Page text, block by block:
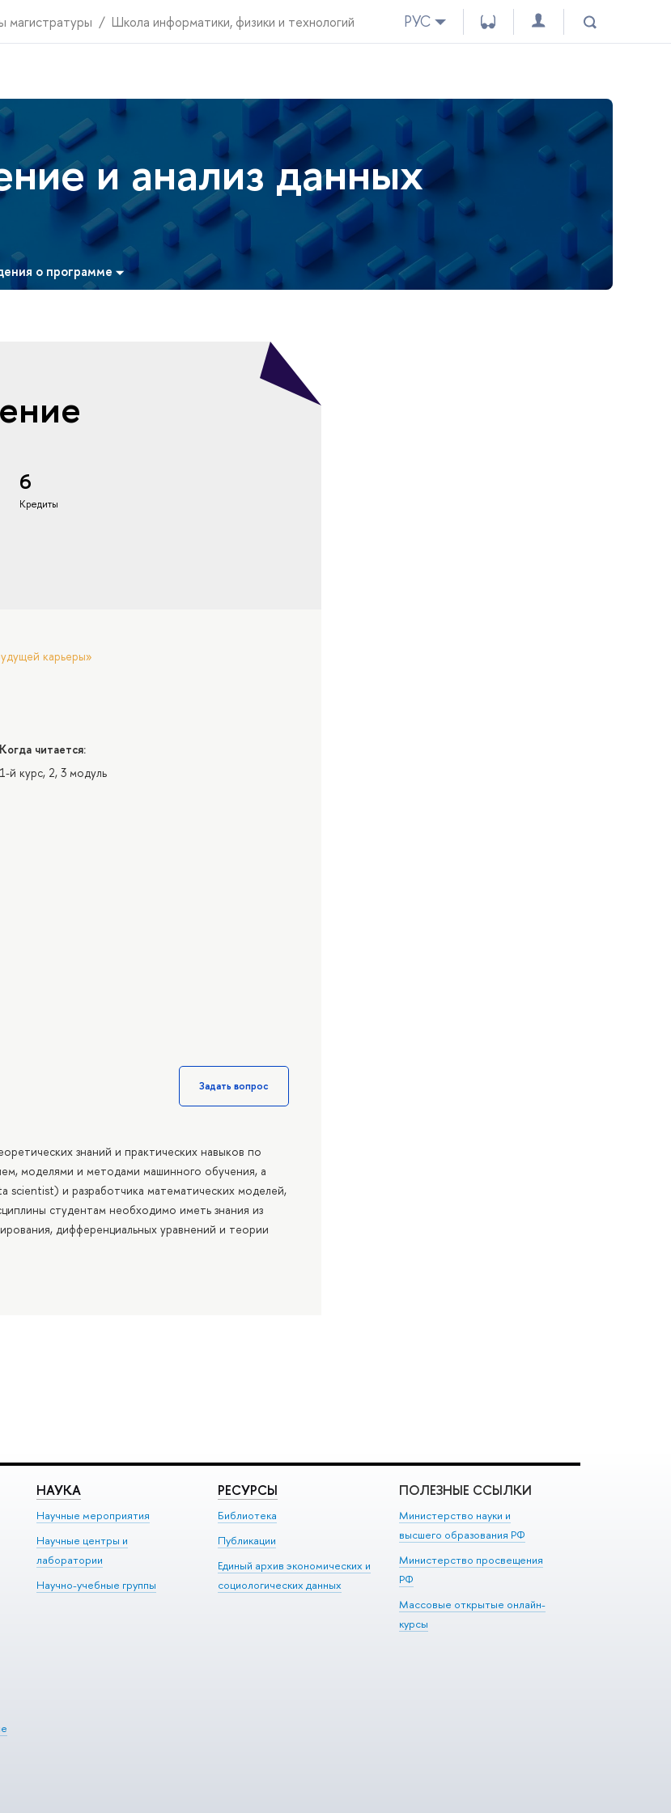
магистратуры Школа информатики, физики и технологий РУС
и анализ данных
о программе
6
Кредиты
карьеры»
Когда читается:
1-й курс, 2, 3 модуль
Задать вопрос
знаний и практических навыков по
моделями и методами машинного обучения, а
scientist) и разработчика математических моделей,
студентам необходимо иметь знания из
дифференциальных уравнений и теории
НАУКА
Научные мероприятия
Научные центры и
лаборатории
Научно-учебные группы
РЕСУРСЫ
Библиотека
Публикации
Единый архив экономических и
социологических данных
ПОЛЕЗНЫЕ ССЫЛКИ
Министерство науки и
высшего образования РФ
Министерство просвещения
РФ
Массовые открытые онлайн-
курсы